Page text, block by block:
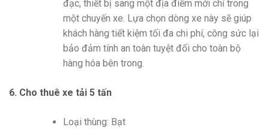
đạc, thiết bị sang một địa điểm mới chỉ trong
một chuyến xe. Lựa chọn dòng xe này sẽ giúp
khách hàng tiết kiệm tối đa chi phí, công sức lại
bảo đảm tính an toàn tuyệt đối cho toàn bộ
hàng hóa bên trong.
6. Cho thuê xe tải 5 tấn
Loại thùng: Bạt